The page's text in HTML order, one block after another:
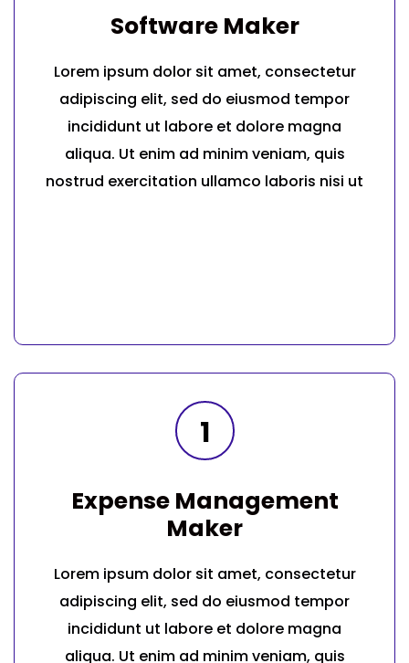
Software Maker
Lorem ipsum dolor sit amet, consectetur
adipiscing elit, sed do eiusmod tempor
incididunt ut labore et dolore magna
aliqua. Ut enim ad minim veniam, quis
nostrud exercitation ullamco laboris nisi ut
1
Expense Management
Maker
Lorem ipsum dolor sit amet, consectetur
adipiscing elit, sed do eiusmod tempor
incididunt ut labore et dolore magna
aliqua. Ut enim ad minim veniam, quis